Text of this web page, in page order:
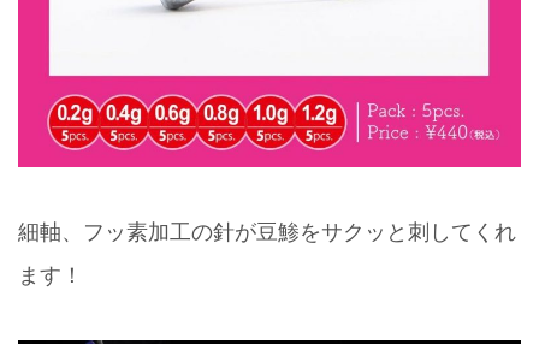
細軸、フッ素加工の針が豆鯵をサクッと刺してくれ
ます！